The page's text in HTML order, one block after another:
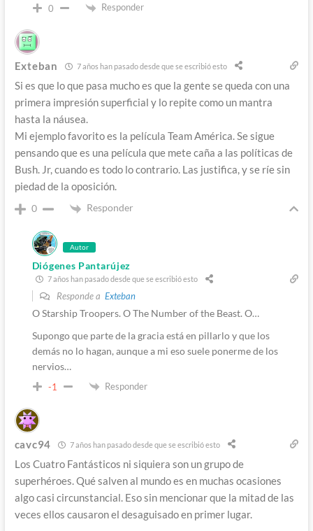
0 Responder
Exteban 7 años han pasado desde que se escribió esto
Si es que lo que pasa mucho es que la gente se queda con una
primera impresión superficial y lo repite como un mantra
hasta la náusea.
Mi ejemplo favorito es la película Team América. Se sigue
pensando que es una película que mete caña a las políticas de
Bush. Jr, cuando es todo lo contrario. Las justifica, y se ríe sin
piedad de la oposición.
0 Responder
Autor
Diógenes Pantarújez
7 años han pasado desde que se escribió esto
Responde a Exteban
O Starship Troopers. O The Number of the Beast. O…
Supongo que parte de la gracia está en pillarlo y que los
demás no lo hagan, aunque a mi eso suele ponerme de los
nervios…
-1 Responder
cavc94 7 años han pasado desde que se escribió esto
Los Cuatro Fantásticos ni siquiera son un grupo de
superhéroes. Qué salven al mundo es en muchas ocasiones
algo casi circunstancial. Eso sin mencionar que la mitad de las
veces ellos causaron el desaguisado en primer lugar.